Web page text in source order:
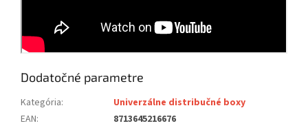
Dodatočné parametre
Kategória:
Univerzálne distribučné boxy
EAN:
8713645216676